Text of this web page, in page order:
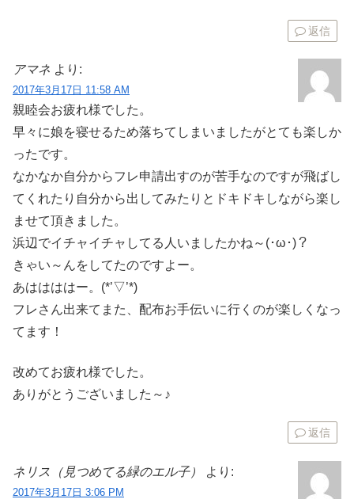
返信
アマネ より:
2017年3月17日 11:58 AM
親睦会お疲れ様でした。
早々に娘を寝せるため落ちてしまいましたがとても楽しか
ったです。
なかなか自分からフレ申請出すのが苦手なのですが飛ばし
てくれたり自分から出してみたりとドキドキしながら楽し
ませて頂きました。
浜辺でイチャイチャしてる人いましたかね～(･ω･)？
きゃい～んをしてたのですよー。
あははははー。(*’▽’*)
フレさん出来てまた、配布お手伝いに行くのが楽しくなっ
てます！
改めてお疲れ様でした。
ありがとうございました～♪
返信
ネリス（見つめてる緑のエル子） より:
2017年3月17日 3:06 PM